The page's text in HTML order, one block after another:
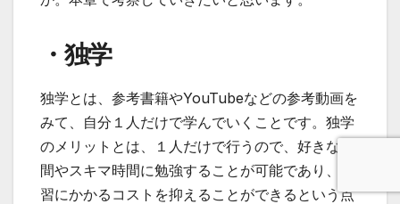
・独学
独学とは、参考書籍やYouTubeなどの参考動画を
みて、自分１人だけで学んでいくことです。独学
のメリットとは、１人だけで行うので、好きな時
間やスキマ時間に勉強することが可能であり、学
習にかかるコストを抑えることができるという点